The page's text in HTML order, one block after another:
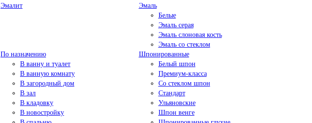
Эмалит
Эмаль
Белые
Эмаль серая
Эмаль слоновая кость
Эмаль со стеклом
По назначению
В ванну и туалет
В ванную комнату
В загородный дом
В зал
В кладовку
В новостройку
Шпонированные
Белый шпон
Премиум-класса
Со стеклом шпон
Стандарт
Ульяновские
Шпон венге